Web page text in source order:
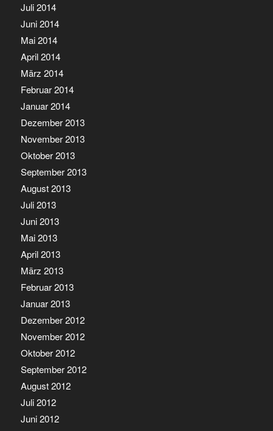
Juli 2014
Juni 2014
Mai 2014
April 2014
März 2014
Februar 2014
Januar 2014
Dezember 2013
November 2013
Oktober 2013
September 2013
August 2013
Juli 2013
Juni 2013
Mai 2013
April 2013
März 2013
Februar 2013
Januar 2013
Dezember 2012
November 2012
Oktober 2012
September 2012
August 2012
Juli 2012
Juni 2012